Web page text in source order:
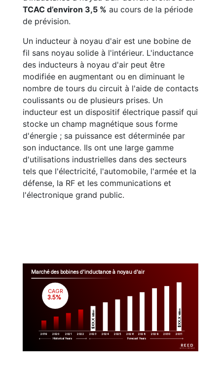
TCAC d’environ 3,5 % au cours de la période
de prévision.
Un inducteur à noyau d'air est une bobine de
fil sans noyau solide à l'intérieur. L'inductance
des inducteurs à noyau d'air peut être
modifiée en augmentant ou en diminuant le
nombre de tours du circuit à l'aide de contacts
coulissants ou de plusieurs prises. Un
inducteur est un dispositif électrique passif qui
stocke un champ magnétique sous forme
d'énergie ; sa puissance est déterminée par
son inductance. Ils ont une large gamme
d'utilisations industrielles dans des secteurs
tels que l'électricité, l'automobile, l'armée et la
défense, la RF et les communications et
l'électronique grand public.
Marché des bobines d'inductance à noyau d'air
2019 2020 2021 2022 2023 2024 2025 2026 2028 2029 2030 2031
$XX.X
Million
$XX.X
Million
CAGR
3.5%
Historical Years Forecast Years